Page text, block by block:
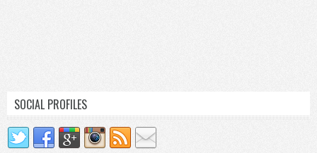
SOCIAL PROFILES